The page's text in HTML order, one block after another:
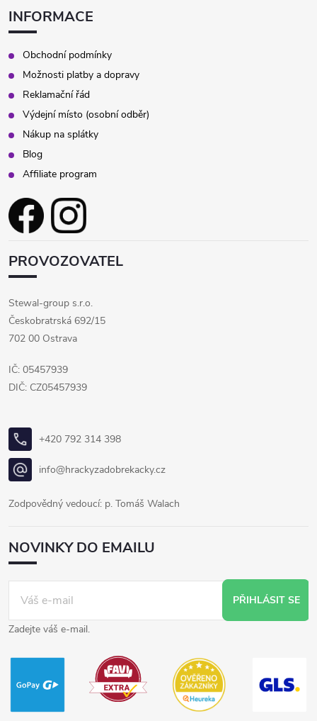
INFORMACE
Obchodní podmínky
Možnosti platby a dopravy
Reklamační řád
Výdejní místo (osobní odběr)
Nákup na splátky
Blog
Affiliate program
PROVOZOVATEL
Stewal-group s.r.o.
Českobratrská 692/15
702 00 Ostrava
IČ: 05457939
DIČ: CZ05457939
+420 792 314 398
info@hrackyzadobrekacky.cz
Zodpovědný vedoucí: p. Tomáš Walach
NOVINKY DO EMAILU
PŘIHLÁSIT SE
Zadejte váš e-mail.